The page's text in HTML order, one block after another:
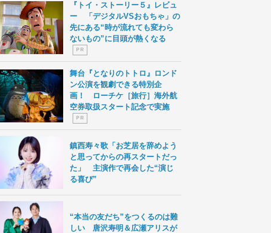
『トイ・ストーリー５』レビュ
ー 「デジタルVSおもちゃ」の
先にある“時が流れても変わら
ないもの”に目頭が熱くなる
P R
舞台『となりのトトロ』ロンド
ン公演を観劇できる特別企
画！ ローチケ［旅行］海外航
空券取扱スタート記念で実施
P R
鎮西寿々歌「お芝居を辞めよう
と思ってからの再スタートだっ
た」 主演作で再会した“演じ
る喜び”
“本当の友だち”をつくるのは難
しい 唐沢寿明＆広瀬アリスが